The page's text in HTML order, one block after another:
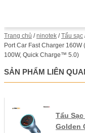
Trang chủ /ninotek /Tẩu sạc
Port Car Fast Charger 160W
100W, Quick Charge™ 5.0)
SẢN PHẨM LIÊN
Tẩu
Golden